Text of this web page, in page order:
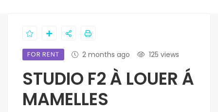
FOR RENT 2 months ago 125 views
STUDIO F2 À LOUER Á
MAMELLES